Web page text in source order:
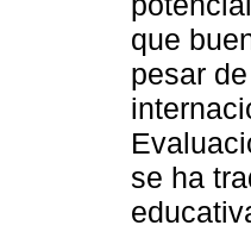
que
pesar
se ha